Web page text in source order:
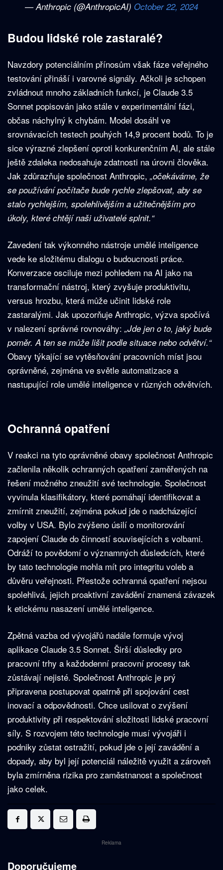
— Anthropic (@AnthropicAI) October 22, 2024
Budou lidské role zastaralé?
Navzdory potenciálním přínosům však fáze veřejného
testování přináší i varovné signály. Ačkoli je schopen
zvládnout mnoho základních funkcí, je Claude 3.5
Sonnet popisován jako stále v experimentální fázi,
občas náchylný k chybám. Model dosáhl ve
srovnávacích testech pouhých 14,9 procent bodů. To je
sice výrazné zlepšení oproti konkurenčním AI, ale stále
ještě zdaleka nedosahuje zdatnosti na úrovni člověka.
Jak zdůrazňuje společnost Anthropic, „očekáváme, že
se používání počítače bude rychle zlepšovat, aby se
stalo rychlejším, spolehlivějším a užitečnějším pro
úkoly, které chtějí naši uživatelé splnit.“
Zavedení tak výkonného nástroje umělé inteligence
vede ke složitému dialogu o budoucnosti práce.
Konverzace osciluje mezi pohledem na AI jako na
transformační nástroj, který zvyšuje produktivitu,
versus hrozbu, která může učinit lidské role
zastaralými. Jak upozorňuje Anthropic, výzva spočívá
v nalezení správné rovnováhy: „Jde jen o to, jaký bude
poměr. A ten se může lišit podle situace nebo odvětví.“
Obavy týkající se vytěsňování pracovních míst jsou
oprávněné, zejména ve světle automatizace a
nastupující role umělé inteligence v různých odvětvích.
Ochranná opatření
V reakci na tyto oprávněné obavy společnost Anthropic
začlenila několik ochranných opatření zaměřených na
řešení možného zneužití své technologie. Společnost
vyvinula klasifikátory, které pomáhají identifikovat a
zmírnit zneužití, zejména pokud jde o nadcházející
volby v USA. Bylo zvýšeno úsilí o monitorování
zapojení Claude do činností souvisejících s volbami.
Odráží to povědomí o významných důsledcích, které
by tato technologie mohla mít pro integritu voleb a
důvěru veřejnosti. Přestože ochranná opatření nejsou
spolehlivá, jejich proaktivní zavádění znamená závazek
k etickému nasazení umělé inteligence.
Zpětná vazba od vývojářů nadále formuje vývoj
aplikace Claude 3.5 Sonnet. Širší důsledky pro
pracovní trhy a každodenní pracovní procesy tak
zůstávají nejisté. Společnost Anthropic je prý
připravena postupovat opatrně při spojování cest
inovací a odpovědnosti. Chce usilovat o zvýšení
produktivity při respektování složitosti lidské pracovní
síly. S rozvojem této technologie musí vývojáři i
podniky zůstat ostražití, pokud jde o její zavádění a
dopady, aby byl její potenciál náležitě využit a zároveň
byla zmírněna rizika pro zaměstnanost a společnost
jako celek.
Reklama
Doporučujeme